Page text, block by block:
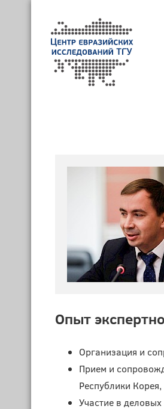
Опыт
Организация и
Прием и
Республики
Участие в